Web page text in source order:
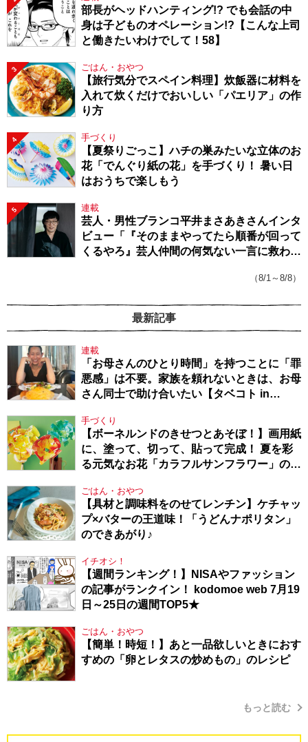
部長がヘッドハンティング!? でも会話の中
身は子どものオペレーション!?【こんな上司
と働きたいわけでして！58】
3 ごはん・おやつ
【旅行気分でスペイン料理】炊飯器に材料を
入れて炊くだけでおいしい「パエリア」の作
り方
4 手づくり
【夏祭りごっこ】ハチの巣みたいな立体のお
花「でんぐり紙の花」を手づくり！ 暑い日
はおうちで楽しもう
5 連載
芸人・男性ブランコ平井まさあきさんインタ
ビュー「『そのままやってたら順番が回って
くるやろ』芸人仲間の何気ない一言に救われ
（8/1～8/8）
最新記事
連載
「お母さんのひとり時間」を持つことに「罪
悪感」は不要。家族を頼れないときは、お母
さん同士で助け合いたい【タベコト in
手づくり
【ボーネルンドのきせつとあそぼ！】画用紙
に、塗って、切って、貼って完成！ 夏を彩
る元気なお花「カラフルサンフラワー」の作
ごはん・おやつ
【具材と調味料をのせてレンチン】ケチャッ
プ×バターの王道味！「うどんナポリタン」
のできあがり♪
イチオシ！
【週間ランキング！】NISAやファッション
の記事がランクイン！ kodomoe web 7月19
日～25日の週間TOP5★
ごはん・おやつ
【簡単！時短！】あと一品欲しいときにおす
すめの「卵とレタスの炒めもの」のレシピ
もっと読む